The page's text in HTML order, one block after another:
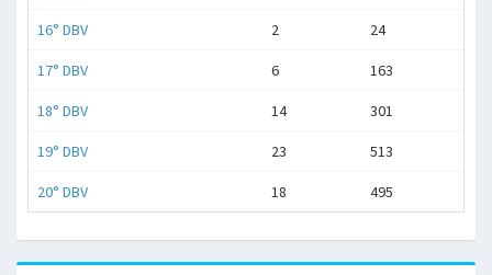
16° DBV 2 24
17° DBV 6 163
18° DBV 14 301
19° DBV 23 513
20° DBV 18 495